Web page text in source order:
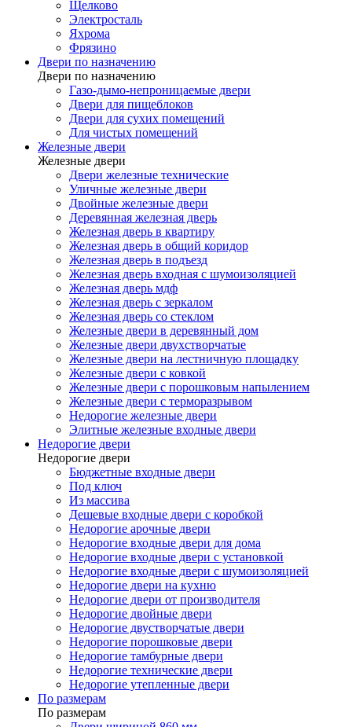
Щелково
Электросталь
Яхрома
Фрязино
Двери по назначению
Двери по назначению
Газо-дымо-непроницаемые двери
Двери для пищеблоков
Двери для сухих помещений
Для чистых помещений
Железные двери
Железные двери
Двери железные технические
Уличные железные двери
Двойные железные двери
Деревянная железная дверь
Железная дверь в квартиру
Железная дверь в общий коридор
Железная дверь в подъезд
Железная дверь входная с шумоизоляцией
Железная дверь мдф
Железная дверь с зеркалом
Железная дверь со стеклом
Железные двери в деревянный дом
Железные двери двухстворчатые
Железные двери на лестничную площадку
Железные двери с ковкой
Железные двери с порошковым напылением
Железные двери с терморазрывом
Недорогие железные двери
Элитные железные входные двери
Недорогие двери
Недорогие двери
Бюджетные входные двери
Под ключ
Из массива
Дешевые входные двери с коробкой
Недорогие арочные двери
Недорогие входные двери для дома
Недорогие входные двери с установкой
Недорогие входные двери с шумоизоляцией
Недорогие двери на кухню
Недорогие двери от производителя
Недорогие двойные двери
Недорогие двустворчатые двери
Недорогие порошковые двери
Недорогие тамбурные двери
Недорогие технические двери
Недорогие утепленные двери
По размерам
По размерам